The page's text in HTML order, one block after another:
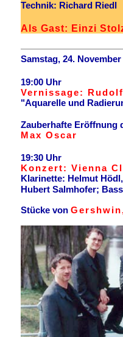
Technik: Richard Riedl
Als Gast: Einzi
Samstag, 24. November
19:00 Uhr
Vernissage:
"Aquarelle und
Zauberhafte Eröffnung
Max Oscar
19:30 Uhr
Konzert: Vienna
Klarinette: Helmut
Hubert Salmhofer;
Stücke von